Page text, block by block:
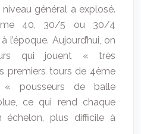
général a explosé.
40, 30/5 ou 30/4
l’époque. Aujourd’hui, on
qui jouent « très
premiers tours de 4ème
« pousseurs de balle
ce qui rend chaque
échelon, plus difficile à